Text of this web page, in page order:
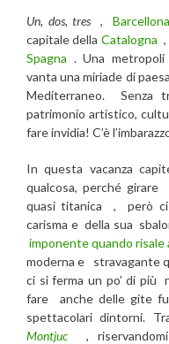
Un, dos,tres ,Barcellona
capitale della Catalogna
Spagna . Una metropoli
vanta una miriade di
Mediterraneo. Senza
patrimonio artistico,
fare invidia! C’è
In questa vacanza
qualcosa, perché girare
quasi titanica , però ci
carisma e della sua
imponente quando risale
moderna e stravagante
ci si ferma un po’ di più
fare anche delle gite
spettacolari dintorni.
Montjuc ,